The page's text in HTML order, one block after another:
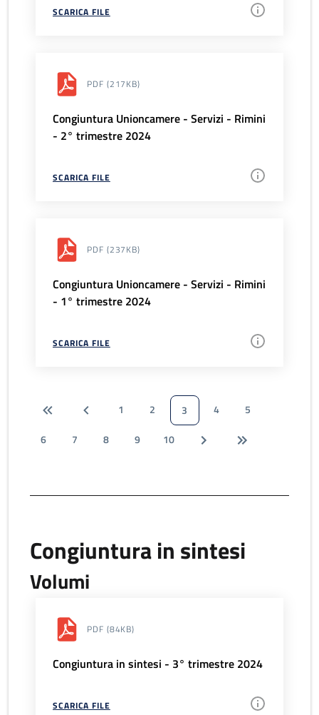
SCARICA FILE
PDF (217KB)
Congiuntura Unioncamere - Servizi - Rimini
- 2° trimestre 2024
SCARICA FILE
PDF (237KB)
Congiuntura Unioncamere - Servizi - Rimini
- 1° trimestre 2024
SCARICA FILE
1 2 3 4
5
6
7 8 9 10
Congiuntura in sintesi
Volumi
PDF (84KB)
Congiuntura in sintesi - 3° trimestre 2024
SCARICA FILE